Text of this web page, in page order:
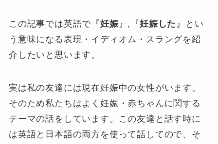
この記事では英語で『妊娠』,『妊娠した 』とい
う意味になる表現・イディオム・スラングを紹
介したいと思います。
実は私の友達には現在妊娠中の女性がいます。
そのため私たちはよく妊娠・赤ちゃんに関する
テーマの話をしています。この友達と話す時に
は英語と日本語の両方を使って話してので、そ